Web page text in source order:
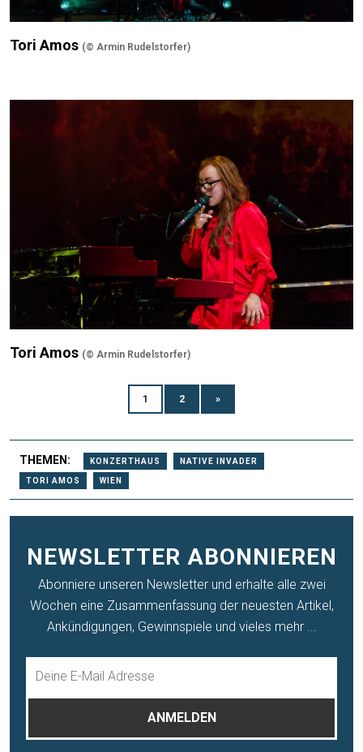
Tori Amos (© Armin Rudelstorfer)
Tori Amos (© Armin Rudelstorfer)
1 2 »
THEMEN: KONZERTHAUS NATIVE INVADER
TORI AMOS WIEN
NEWSLETTER ABONNIEREN
Abonniere unseren Newsletter und erhalte alle zwei
Wochen eine Zusammenfassung der neuesten Artikel,
Ankündigungen, Gewinnspiele und vieles mehr ...